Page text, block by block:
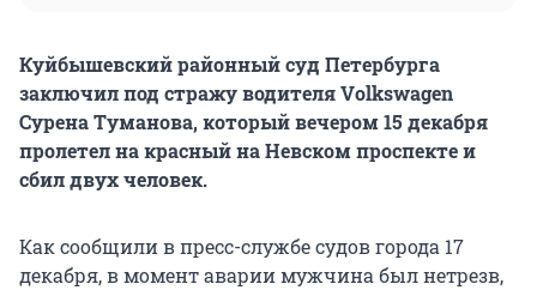
Куйбышевский районный суд Петербурга
заключил под стражу водителя Volkswagen
Сурена Туманова, который вечером 15 декабря
пролетел на красный на Невском проспекте и
сбил двух человек.
Как сообщили в пресс-службе судов города 17
декабря, в момент аварии мужчина был нетрезв,